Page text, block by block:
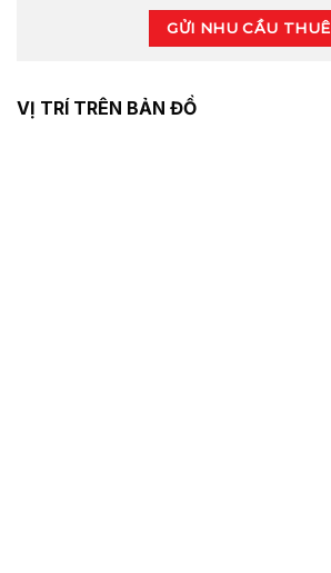
GỬI NHU CẦU THUÊ
VỊ TRÍ TRÊN BẢN ĐỒ